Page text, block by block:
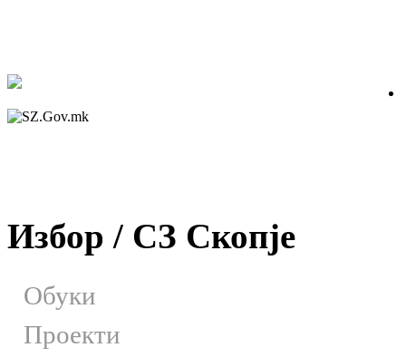
Избор / СЗ Скопје
Обуки
Проекти